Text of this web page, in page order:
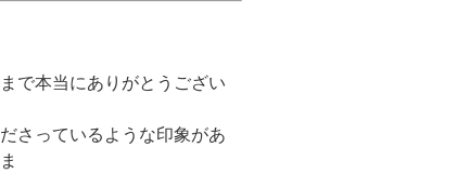
で本当にありがとうござい
さっているような印象があ